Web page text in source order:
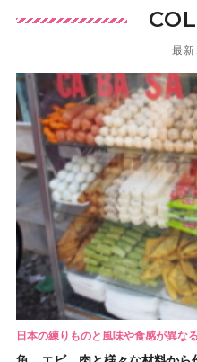
COL
最新
日本の練りものと風味や食感が異なる